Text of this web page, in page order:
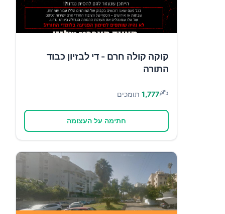
קוקה קולה חרם - די לבזיון כבוד
התורה
✍️
1,777 תומכים
חתימה על העצומה